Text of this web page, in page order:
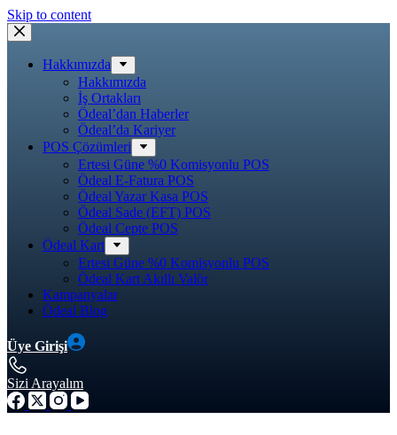
Skip to content
Hakkımızda
Hakkımızda
İş Ortakları
Ödeal’dan Haberler
Ödeal’da Kariyer
POS Çözümleri
Ertesi Güne %0 Komisyonlu POS
Ödeal E-Fatura POS
Ödeal Yazar Kasa POS
Ödeal Sade (EFT) POS
Ödeal Cepte POS
Ödeal Kart
Ertesi Güne %0 Komisyonlu POS
Ödeal Kart Akıllı Valör
Kampanyalar
Ödeal Blog
Üye Girişi
Sizi Arayalım